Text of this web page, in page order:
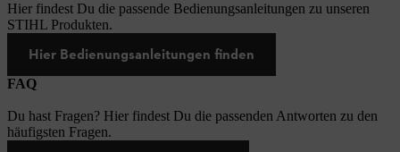
Hier findest Du die passende Bedienungsanleitungen zu unseren
STIHL Produkten.
Hier Bedienungsanleitungen finden
FAQ
Du hast Fragen? Hier findest Du die passenden Antworten zu den
häufigsten Fragen.